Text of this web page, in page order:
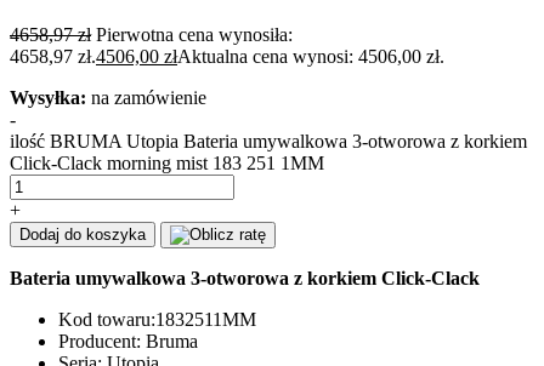
4658,97zł Pierwotna cena wynosiła:
4658,97 zł.4506,00 złAktualna cena wynosi: 4506,00 zł.
Wysyłka: na zamówienie
-
ilość BRUMA Utopia Bateria umywalkowa 3-otworowa z korkiem
Click-Clack morning mist 183 251 1MM
+
Dodaj do koszyka
Bateria umywalkowa 3-otworowa z korkiem Click-Clack
Kod towaru:1832511MM
Producent: Bruma